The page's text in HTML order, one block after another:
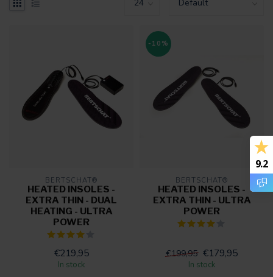
BERTSCHAT®
HEATED INSOLES -
EXTRA THIN - DUAL
HEATING - ULTRA
POWER
€219,95
In stock
-10%
BERTSCHAT®
HEATED INSOLES -
EXTRA THIN - ULTRA
POWER
€199,95 €179,95
In stock
9.2